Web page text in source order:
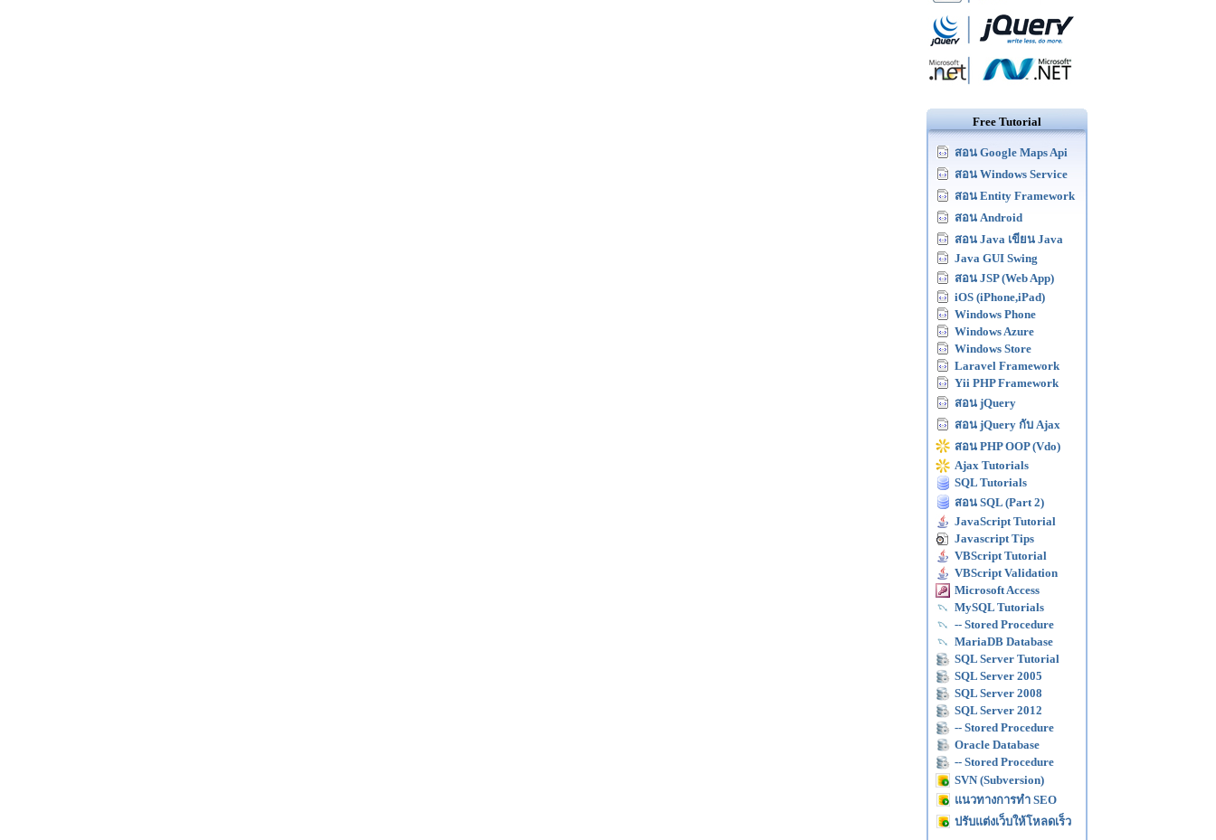
Free Tutorial
สอน Google Maps Api
สอน Windows Service
สอน Entity Framework
สอน Android
สอน Java เขียน Java
Java GUI Swing
สอน JSP (Web App)
iOS (iPhone,iPad)
Windows Phone
Windows Azure
Windows Store
Laravel Framework
Yii PHP Framework
สอน jQuery
สอน jQuery กับ Ajax
สอน PHP OOP (Vdo)
Ajax Tutorials
SQL Tutorials
สอน SQL (Part 2)
JavaScript Tutorial
Javascript Tips
VBScript Tutorial
VBScript Validation
Microsoft Access
MySQL Tutorials
-- Stored Procedure
MariaDB Database
SQL Server Tutorial
SQL Server 2005
SQL Server 2008
SQL Server 2012
-- Stored Procedure
Oracle Database
-- Stored Procedure
SVN (Subversion)
แนวทางการทำ SEO
ปรับแต่งเว็บให้โหลดเร็ว